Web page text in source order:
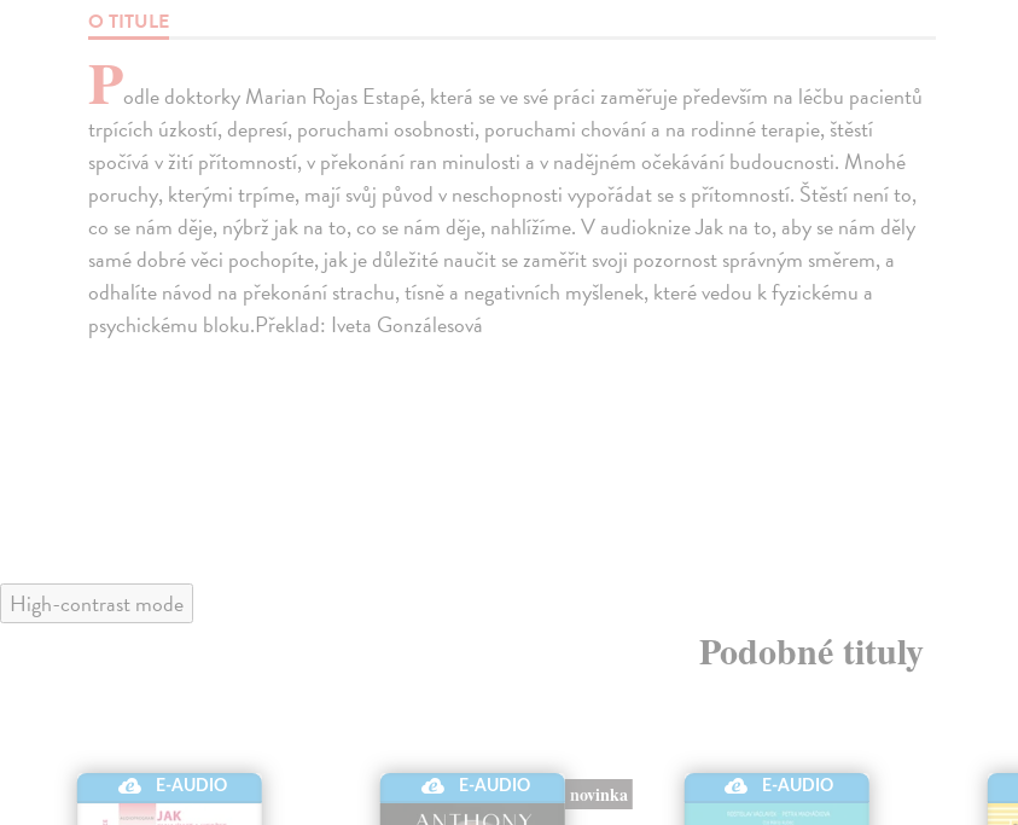
O TITULE
Podle doktorky Marian Rojas Estapé, která se ve své práci zaměřuje především na léčbu pacientů
trpících úzkostí, depresí, poruchami osobnosti, poruchami chování a na rodinné terapie, štěstí
spočívá v žití přítomností, v překonání ran minulosti a v nadějném očekávání budoucnosti. Mnohé
poruchy, kterými trpíme, mají svůj původ v neschopnosti vypořádat se s přítomností. Štěstí není to,
co se nám děje, nýbrž jak na to, co se nám děje, nahlížíme. V audioknize Jak na to, aby se nám děly
samé dobré věci pochopíte, jak je důležité naučit se zaměřit svoji pozornost správným směrem, a
odhalíte návod na překonání strachu, tísně a negativních myšlenek, které vedou k fyzickému a
psychickému bloku.Překlad: Iveta Gonzálesová
High-contrast mode
Podobné tituly
E-AUDIO E-AUDIO novinka E-AUDIO